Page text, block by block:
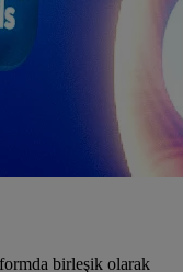
birleşik olarak